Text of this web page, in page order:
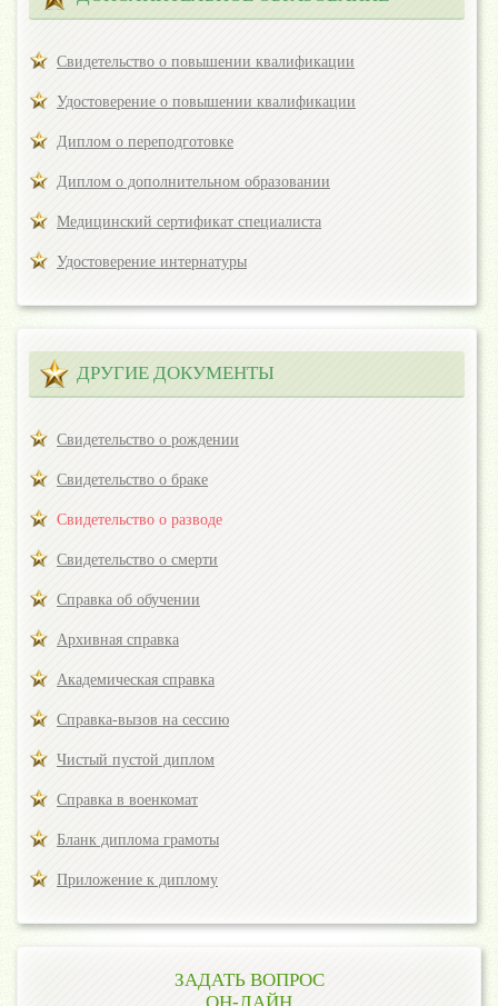
Свидетельство о повышении квалификации
Удостоверение о повышении квалификации
Диплом о переподготовке
Диплом о дополнительном образовании
Медицинский сертификат специалиста
Удостоверение интернатуры
ДРУГИЕ ДОКУМЕНТЫ
Свидетельство о рождении
Свидетельство о браке
Свидетельство о разводе
Свидетельство о смерти
Справка об обучении
Архивная справка
Академическая справка
Справка-вызов на сессию
Чистый пустой диплом
Справка в военкомат
Бланк диплома грамоты
Приложение к диплому
ЗАДАТЬ ВОПРОС